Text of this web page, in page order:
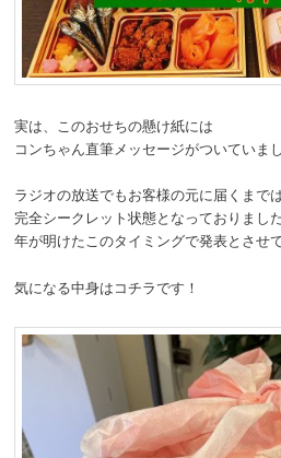
実は、このおせちの懸け紙には
コンちゃん直筆メッセージがついていまし
ラジオの放送でもお客様の元に届くまで
完全シークレット状態となっておりまし
年が明けたこのタイミングで発表とさせ
気になる中身はコチラです！